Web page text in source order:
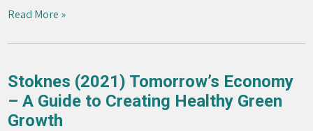
Read More »
Stoknes (2021) Tomorrow’s Economy
– A Guide to Creating Healthy Green
Growth